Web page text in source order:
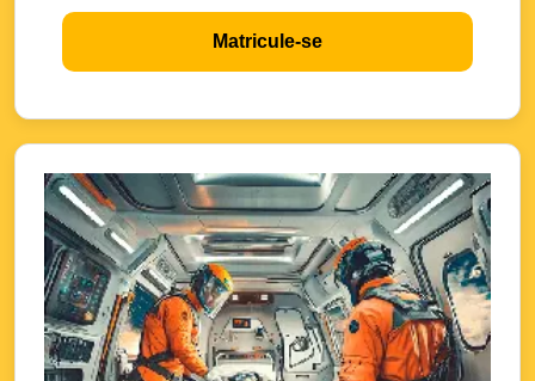
Matricule-se